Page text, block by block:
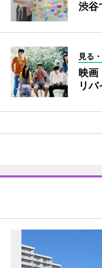
渋谷
見る
映画
リ